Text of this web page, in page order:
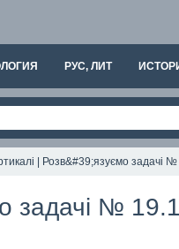
РУС, ЛИТ
| Розв&#39;язуємо задачі
задачі №